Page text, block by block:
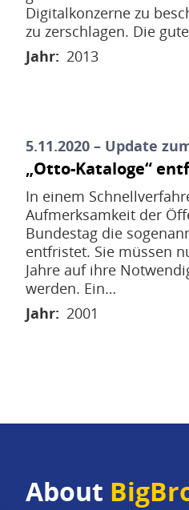
Digitalkonzerne zu
zu zerschlagen. Die
Jahr 2013
5.11.2020 – Update
„Otto-Kataloge“
In einem
Aufmerksamkeit der
Bundestag die
entfristet. Sie müssen
Jahre auf ihre
werden. Ein…
Jahr 2001
About